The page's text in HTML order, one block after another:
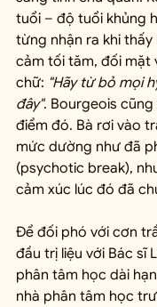
tuổi – độ tuổi khủng
từng nhận ra khi
cảm tối tăm, đối mặt
chữ: "Hãy từ bỏ mọi
đây". Bourgeois
điểm đó. Bà rơi vào
mức dường như đã
(psychotic break),
cảm xúc lúc đó đã
Để đối phó với cơn
đầu trị liệu với Bác sĩ
phân tâm học dài
nhà phân tâm học